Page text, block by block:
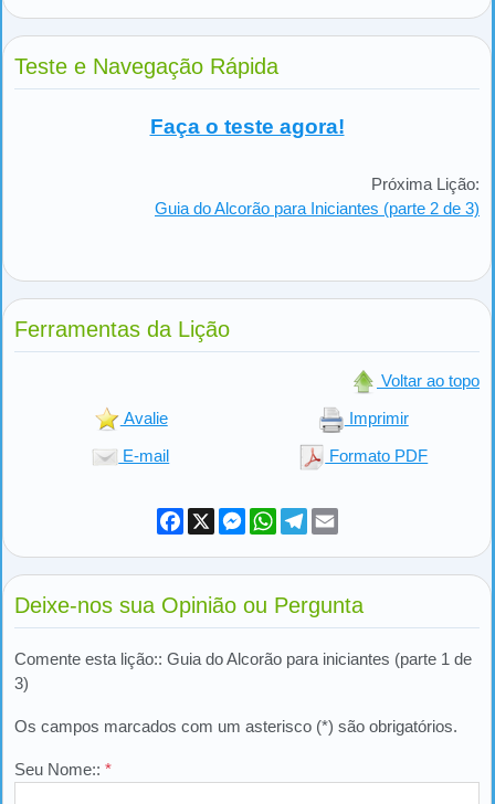
Teste e Navegação Rápida
Faça o teste agora!
Próxima Lição:
Guia do Alcorão para Iniciantes (parte 2 de 3)
Ferramentas da Lição
Voltar ao topo
Avalie Imprimir
E-mail Formato PDF
Facebook
X Messenger
WhatsApp
Telegram
Deixe-nos sua Opinião ou Pergunta
Comente esta lição:: Guia do Alcorão para iniciantes (parte 1 de
3)
Os campos marcados com um asterisco (*) são obrigatórios.
Seu Nome:: *